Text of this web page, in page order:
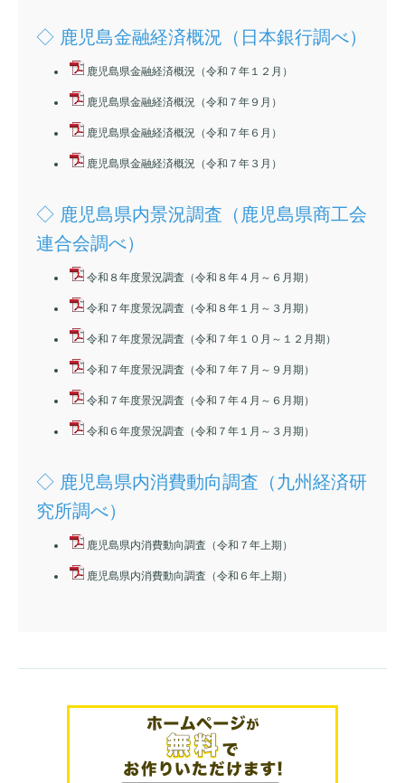
◇ 鹿児島金融経済概況（日本銀行調べ）
鹿児島県金融経済概況（令和７年１２月）
鹿児島県金融経済概況（令和７年９月）
鹿児島県金融経済概況（令和７年６月）
鹿児島県金融経済概況（令和７年３月）
◇ 鹿児島県内景況調査（鹿児島県商工会
連合会調べ）
令和８年度景況調査（令和８年４月～６月期）
令和７年度景況調査（令和８年１月～３月期）
令和７年度景況調査（令和７年１０月～１２月期）
令和７年度景況調査（令和７年７月～９月期）
令和７年度景況調査（令和７年４月～６月期）
令和６年度景況調査（令和７年１月～３月期）
◇ 鹿児島県内消費動向調査（九州経済研
究所調べ）
鹿児島県内消費動向調査（令和７年上期）
鹿児島県内消費動向調査（令和６年上期）